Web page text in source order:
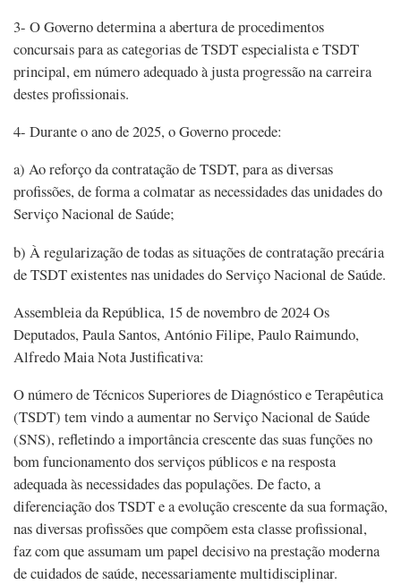
3- O Governo determina a abertura de procedimentos
concursais para as categorias de TSDT especialista e TSDT
principal, em número adequado à justa progressão na carreira
destes profissionais.
4- Durante o ano de 2025, o Governo procede:
a) Ao reforço da contratação de TSDT, para as diversas
profissões, de forma a colmatar as necessidades das unidades do
Serviço Nacional de Saúde;
b) À regularização de todas as situações de contratação precária
de TSDT existentes nas unidades do Serviço Nacional de Saúde.
Assembleia da República, 15 de novembro de 2024 Os
Deputados, Paula Santos, António Filipe, Paulo Raimundo,
Alfredo Maia Nota Justificativa:
O número de Técnicos Superiores de Diagnóstico e Terapêutica
(TSDT) tem vindo a aumentar no Serviço Nacional de Saúde
(SNS), refletindo a importância crescente das suas funções no
bom funcionamento dos serviços públicos e na resposta
adequada às necessidades das populações. De facto, a
diferenciação dos TSDT e a evolução crescente da sua formação,
nas diversas profissões que compõem esta classe profissional,
faz com que assumam um papel decisivo na prestação moderna
de cuidados de saúde, necessariamente multidisciplinar.